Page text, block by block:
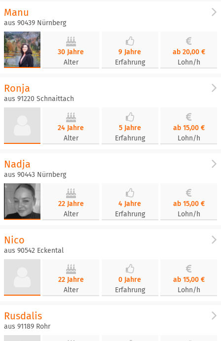
Manu
aus 90439 Nürnberg
30 Jahre
Alter
9 Jahre
Erfahrung
ab 20,00 €
Lohn/h
Ronja
aus 91220 Schnaittach
24 Jahre
Alter
5 Jahre
Erfahrung
ab 15,00 €
Lohn/h
Nadja
aus 90443 Nürnberg
22 Jahre
Alter
4 Jahre
Erfahrung
ab 15,00 €
Lohn/h
Nico
aus 90542 Eckental
22 Jahre
Alter
0 Jahre
Erfahrung
ab 15,00 €
Lohn/h
Rusdalis
aus 91189 Rohr